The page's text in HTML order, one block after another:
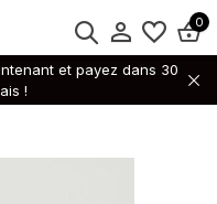
0
et payez dans 30
!